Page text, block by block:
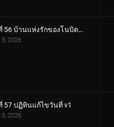
ตอนที่ 56 บ้านแห่งรักของโนบิตะ กับ​ ชิสุกะ​
2026
57 ปฏิทินแก้ไขวันที่ v1
2026